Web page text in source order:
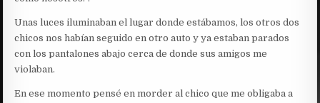
Unas luces iluminaban el lugar donde estábamos, los otros dos
chicos nos habían seguido en otro auto y ya estaban parados
con los pantalones abajo cerca de donde sus amigos me
violaban.
En ese momento pensé en morder al chico que me obligaba a